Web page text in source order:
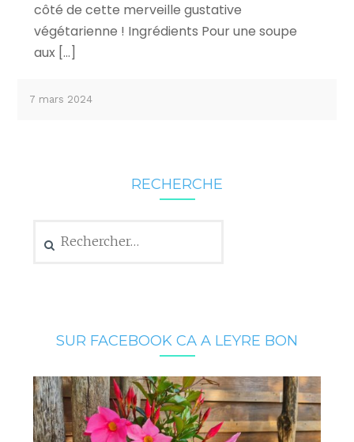
côté de cette merveille gustative
végétarienne ! Ingrédients Pour une soupe
aux […]
7 mars 2024
RECHERCHE
SUR FACEBOOK CA A LEYRE BON